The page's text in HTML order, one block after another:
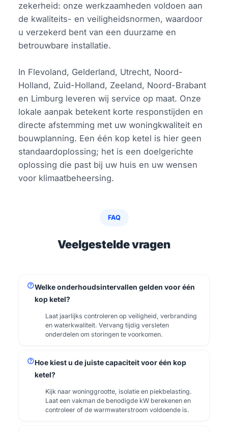
zekerheid: onze werkzaamheden voldoen aan
de kwaliteits- en veiligheidsnormen, waardoor
u verzekerd bent van een duurzame en
betrouwbare installatie.
In Flevoland, Gelderland, Utrecht, Noord-
Holland, Zuid-Holland, Zeeland, Noord-Brabant
en Limburg leveren wij service op maat. Onze
lokale aanpak betekent korte responstijden en
directe afstemming met uw woningkwaliteit en
bouwplanning. Een één kop ketel is hier geen
standaardoplossing; het is een doelgerichte
oplossing die past bij uw huis en uw wensen
voor klimaatbeheersing.
FAQ
Veelgestelde vragen
helpWelke onderhoudsintervallen gelden voor één
kop ketel?
Laat jaarlijks controleren op veiligheid, verbranding
en waterkwaliteit. Vervang tijdig versleten
onderdelen om storingen te voorkomen.
helpHoe kiest u de juiste capaciteit voor één kop
ketel?
Kijk naar woninggrootte, isolatie en piekbelasting.
Laat een vakman de benodigde kW berekenen en
controleer of de warmwaterstroom voldoende is.